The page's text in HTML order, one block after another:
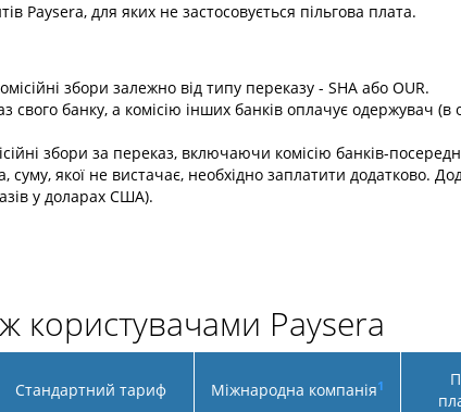
Paysera, для яких не застосовується пільгова плата.
збори залежно від типу переказу - SHA або OUR.
свого банку, а комісію інших банків оплачує одержувач
збори за переказ, включаючи комісію банків-
якої не вистачає, необхідно заплатити додатково.
у доларах США).
користувачами Paysera
Стандартний тариф Міжнародна компанія1